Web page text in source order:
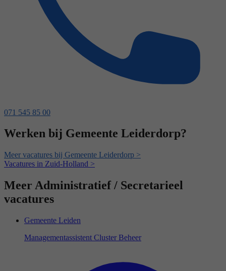
071 545 85 00
Werken bij Gemeente Leiderdorp?
Meer vacatures bij Gemeente Leiderdorp >
Vacatures in Zuid-Holland >
Meer Administratief / Secretarieel
vacatures
Gemeente Leiden
Managementassistent Cluster Beheer